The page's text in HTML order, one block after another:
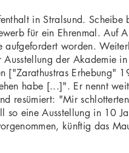
in Stralsund. Scheibe
für ein Ehrenmal. Auf
aufgefordert worden.
Ausstellung der Akademie
["Zarathustras Erhebung"
habe [...]". Er nennt
resümiert: "Mir
so eine Ausstellung in 10
künftig das